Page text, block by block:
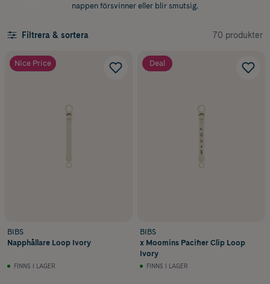
nappen försvinner eller blir smutsig.
Filtrera & sortera 70 produkter
Nice Price
BIBS
Napphållare Loop Ivory
FINNS I LAGER
Deal
BIBS
x Moomins Pacifier Clip Loop
Ivory
FINNS I LAGER